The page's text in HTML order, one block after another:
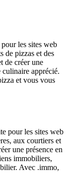
les sites web
de pizzas et des
de créer une
culinaire apprécié.
et vous vous
pour les sites web
aux courtiers et
une présence en
immobiliers,
Avec .immo,